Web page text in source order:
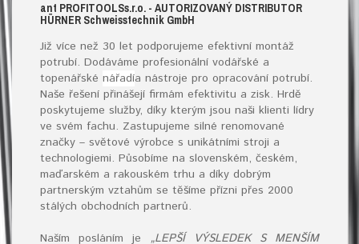
ant PROFITOOLSs.r.o. - AUTORIZOVANÝ DISTRIBUTOR
HÜRNER Schweisstechnik GmbH
Již více než 30 let podporujeme efektivní montáž
potrubí. Dodáváme profesionální vodářské a
topenářské nářadía nástroje pro opracování potrubí.
Naše řešení přinášejí firmám efektivitu a zisk. Hrdě
poskytujeme služby, díky kterým jsou naši klienti lídry
ve svém fachu. Zastupujeme silné renomované
značky – světové výrobce s unikátními stroji a
technologiemi. Působíme na slovenském, českém,
maďarském a rakouském trhu a díky dobrým
partnerským vztahům se těšíme přízni přes 2000
stálých obchodních partnerů.
Naším posláním je „LEPŠÍ VÝSLEDEK S MENŠÍM